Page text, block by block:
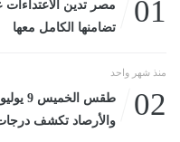
01
مصر تدين الاعتداءات
تضامنها الكامل معها
منذ شهر واحد
02
والأرصاد تكشف درجات...اليوم